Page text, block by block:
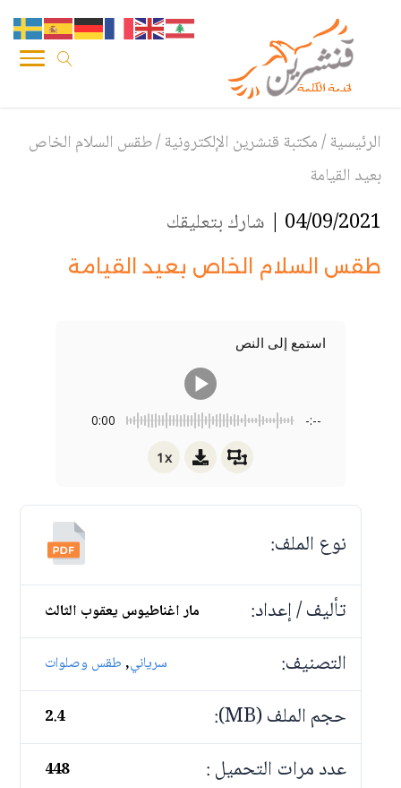
الرئيسية/مكتبة قنشرين الإلكترونية/طقس السلام الخاص
بعيد القيامة
04/09/2021 | شارك بتعليقك
طقس السلام الخاص بعيد القيامة
استمع إلى النص
0:00 -:--
1x
نوع الملف:
تأليف / إعداد:
مار اغناطيوس يعقوب الثالث
التصنيف: سرياني,طقس وصلوات
حجم الملف (MB): 2.4
عدد مرات التحميل : 448